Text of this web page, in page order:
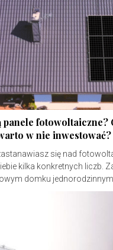
panele fotowoltaiczne?
w nie inwestować?
się nad
kilka konkretnych liczb.
domku